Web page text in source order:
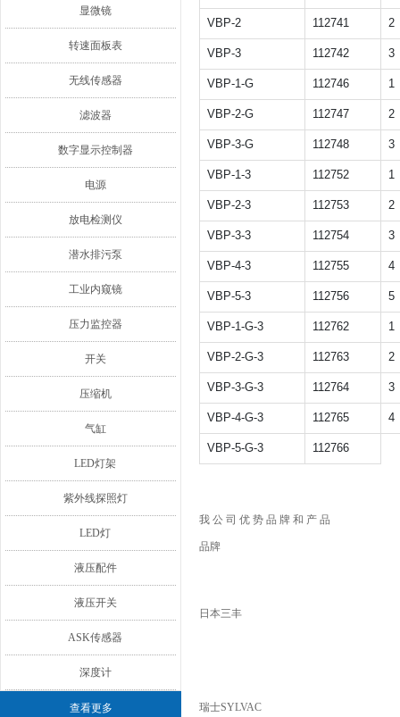
显微镜
转速面板表
无线传感器
滤波器
数字显示控制器
电源
放电检测仪
潜水排污泵
工业内窥镜
压力监控器
开关
压缩机
气缸
LED灯架
紫外线探照灯
LED灯
液压配件
液压开关
ASK传感器
深度计
查看更多
VBP-2 112741 2
VBP-3 112742 3
VBP-1-G 112746 1
VBP-2-G 112747 2
VBP-3-G 112748 3
VBP-1-3 112752 1
VBP-2-3 112753 2
VBP-3-3 112754 3
VBP-4-3 112755 4
VBP-5-3 112756 5
VBP-1-G-3 112762 1
VBP-2-G-3 112763 2
VBP-3-G-3 112764 3
VBP-4-G-3 112765 4
VBP-5-G-3 112766
我 公 司 优 势 品 牌 和 产 品
品牌
日本三丰
瑞士SYLVAC